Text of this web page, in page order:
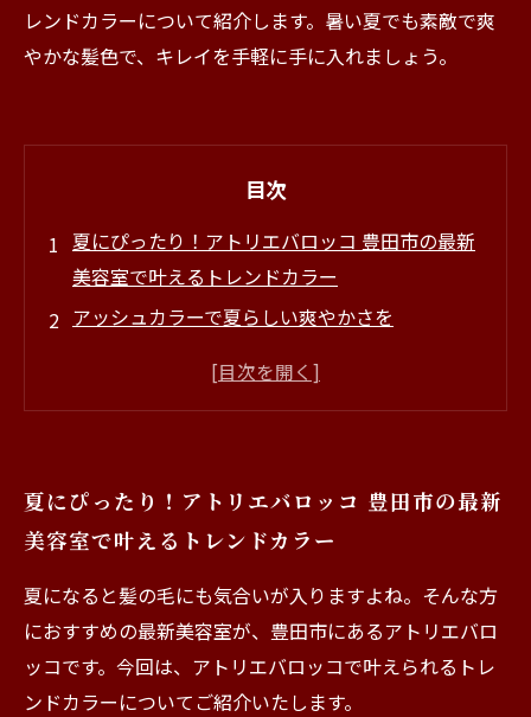
レンドカラーについて紹介します。暑い夏でも素敵で爽
やかな髪色で、キレイを手軽に手に入れましょう。
目次
夏にぴったり！アトリエバロッコ 豊田市の最新
美容室で叶えるトレンドカラー
アッシュカラーで夏らしい爽やかさを
グラデーションカラーで華やかな夏を楽しもう
夏にぴったり！アトリエバロッコ 豊田市の最新
美容室で叶えるトレンドカラー
夏になると髪の毛にも気合いが入りますよね。そんな方
におすすめの最新美容室が、豊田市にあるアトリエバロ
ッコです。今回は、アトリエバロッコで叶えられるトレ
ンドカラーについてご紹介いたします。